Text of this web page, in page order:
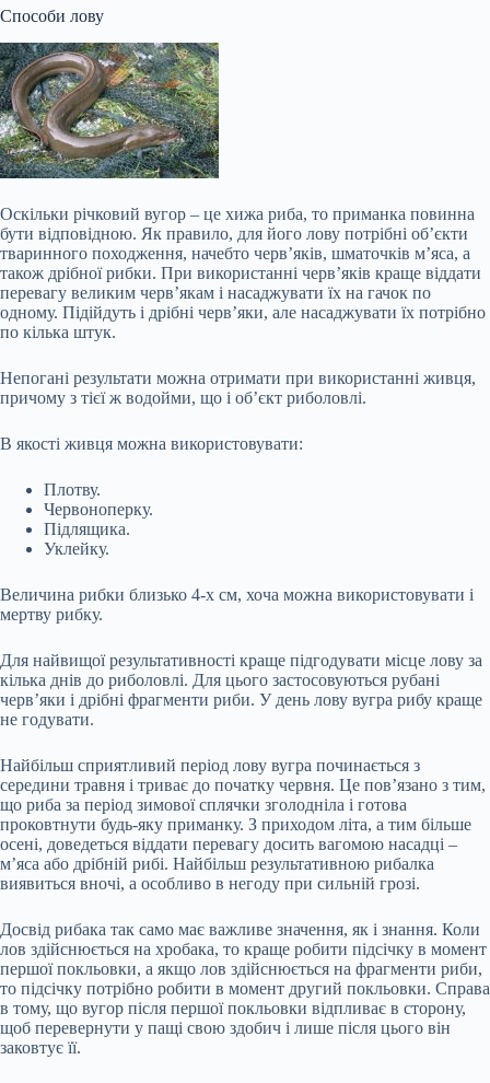
Способи лову
Оскільки річковий вугор – це хижа риба, то приманка повинна
бути відповідною. Як правило, для його лову потрібні об’єкти
тваринного походження, начебто черв’яків, шматочків м’яса, а
також дрібної рибки. При використанні черв’яків краще віддати
перевагу великим черв’якам і насаджувати їх на гачок по
одному. Підійдуть і дрібні черв’яки, але насаджувати їх потрібно
по кілька штук.
Непогані результати можна отримати при використанні живця,
причому з тієї ж водойми, що і об’єкт риболовлі.
В якості живця можна використовувати:
Плотву.
Червоноперку.
Підлящика.
Уклейку.
Величина рибки близько 4-х см, хоча можна використовувати і
мертву рибку.
Для найвищої результативності краще підгодувати місце лову за
кілька днів до риболовлі. Для цього застосовуються рубані
черв’яки і дрібні фрагменти риби. У день лову вугра рибу краще
не годувати.
Найбільш сприятливий період лову вугра починається з
середини травня і триває до початку червня. Це пов’язано з тим,
що риба за період зимової сплячки зголодніла і готова
проковтнути будь-яку приманку. З приходом літа, а тим більше
осені, доведеться віддати перевагу досить вагомою насадці –
м’яса або дрібній рибі. Найбільш результативною рибалка
виявиться вночі, а особливо в негоду при сильній грозі.
Досвід рибака так само має важливе значення, як і знання. Коли
лов здійснюється на хробака, то краще робити підсічку в момент
першої покльовки, а якщо лов здійснюється на фрагменти риби,
то підсічку потрібно робити в момент другий покльовки. Справа
в тому, що вугор після першої покльовки відпливає в сторону,
щоб перевернути у пащі свою здобич і лише після цього він
заковтує її.